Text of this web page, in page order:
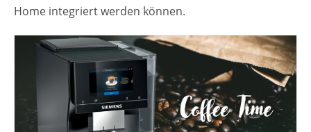
Home integriert werden können.